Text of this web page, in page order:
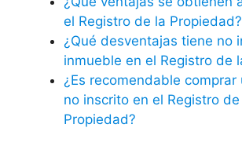
el Registro de la Propiedad?
¿Qué desventajas tiene no
inmueble en el Registro de
¿Es recomendable comprar
no inscrito en el Registro de
Propiedad?